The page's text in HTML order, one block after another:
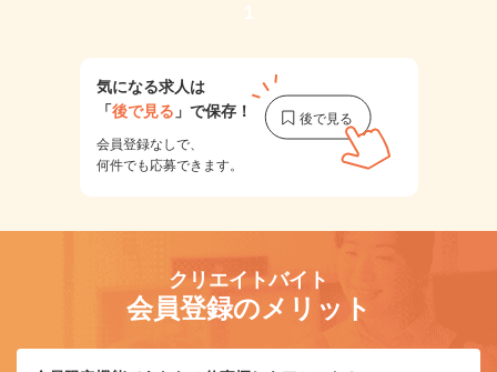
気になる求人は
「後で見る 」で保存！
会員登録なしで、
何件でも応募できます。
クリエイトバイト
会員登録のメリット